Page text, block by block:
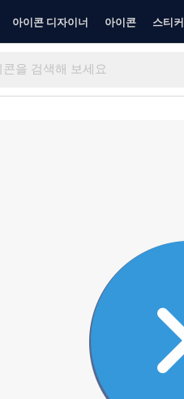
아이콘 디자이너 아이콘 스티커